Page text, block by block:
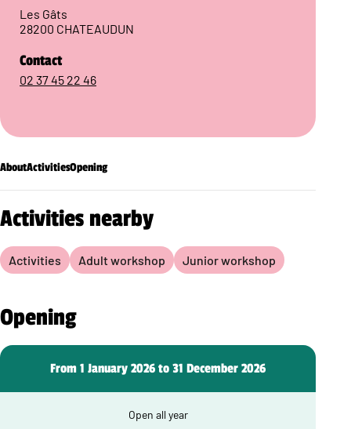
Les Gâts
28200 CHATEAUDUN
Contact
02 37 45 22 46
AboutActivitiesOpening
Activities nearby
Activities Adult workshop Junior workshop
Opening
From 1 January 2026 to 31 December 2026
Open all year